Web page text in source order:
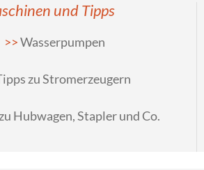
und Tipps
Wasserpumpen
zu Stromerzeugern
Hubwagen, Stapler und Co.